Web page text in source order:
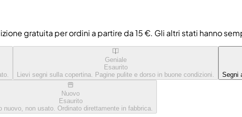
gratuita per ordini a partire da 15 €. Gli altri stati hanno
Geniale
Esaurito
Lievi segni sulla copertina. Pagine pulite e dorso in buone condizioni.
Segni
Nuovo
Esaurito
nuovo, non usato. Ordinato direttamente in fabbrica.